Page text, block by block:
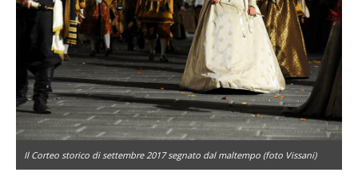
Il Corteo storico di settembre 2017 segnato dal maltempo (foto Vissani)